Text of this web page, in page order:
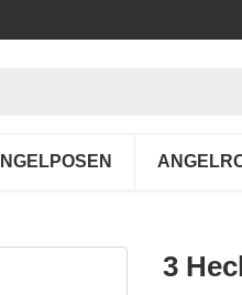
3